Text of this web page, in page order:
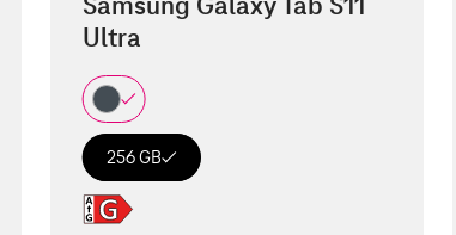
Ultra
256 GB